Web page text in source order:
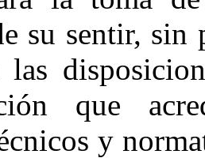
su sentir,
las
que
y